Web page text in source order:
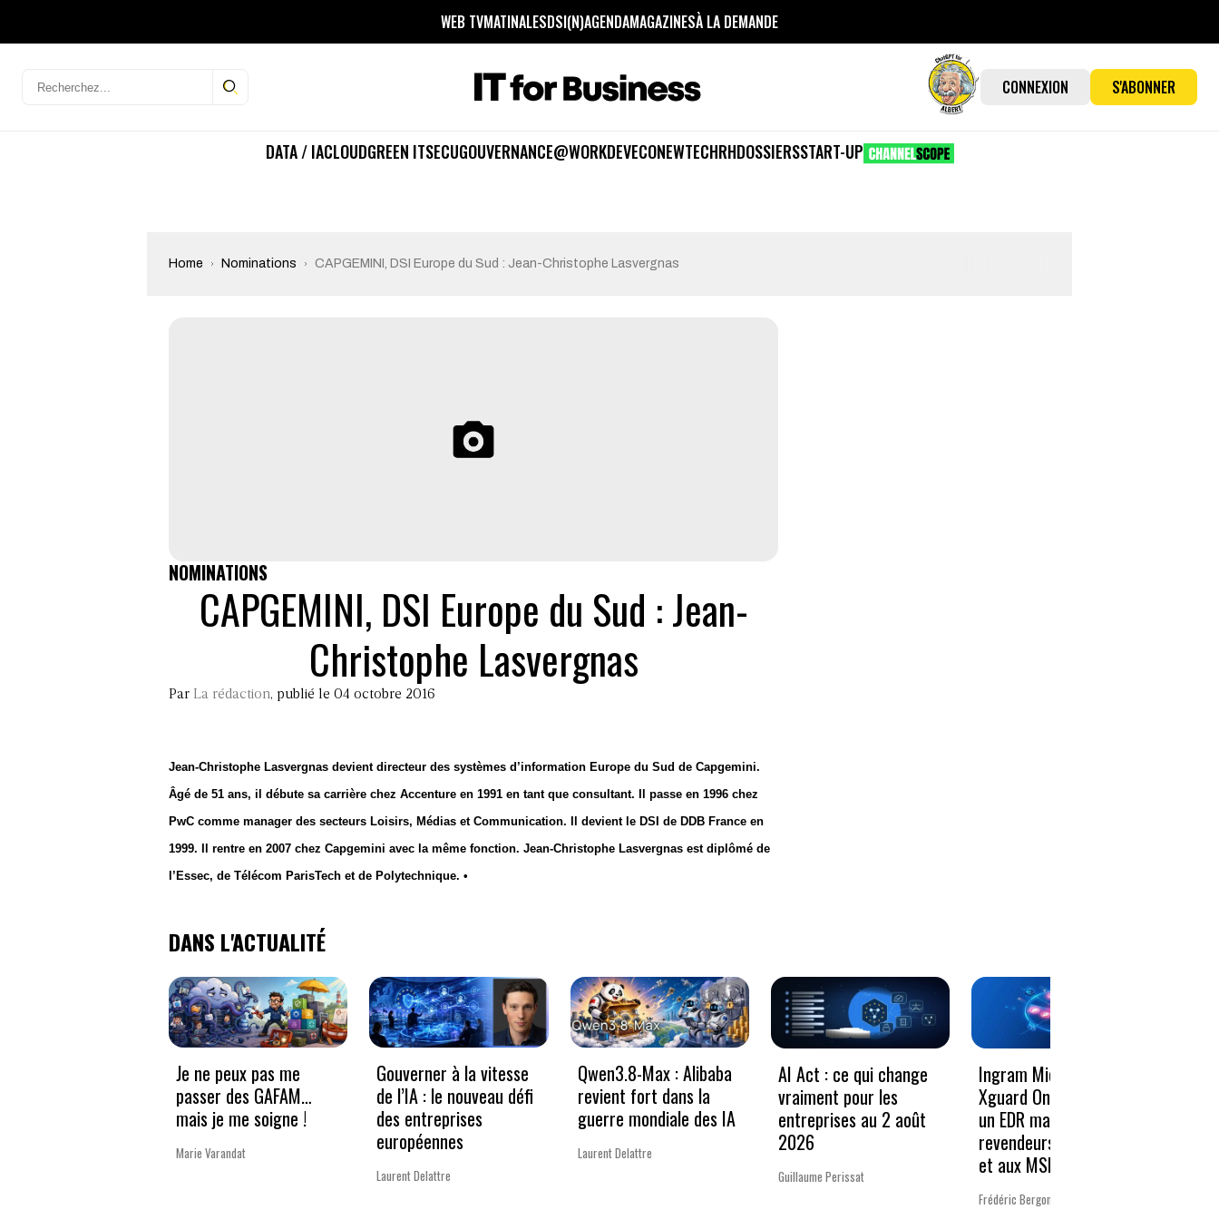
WEB TVMATINALESDSI(N)AGENDAMAGAZINESÀ LA DEMANDE
CONNEXION S'ABONNER
DATA / IACLOUDGREEN ITSECUGOUVERNANCE@WORKDEVECONEWTECHRHDOSSIERSSTART-UP
Home Nominations CAPGEMINI, DSI Europe du Sud : Jean-Christophe Lasvergnas
NOMINATIONS
CAPGEMINI, DSI Europe du Sud : Jean-
Christophe Lasvergnas
Par La rédaction, publié le 04 octobre 2016
Jean-Christophe Lasvergnas devient directeur des systèmes d’information Europe du Sud de Capgemini.
Âgé de 51 ans, il débute sa carrière chez Accenture en 1991 en tant que consultant. Il passe en 1996 chez
PwC comme manager des secteurs Loisirs, Médias et Communication. Il devient le DSI de DDB France en
1999. Il rentre en 2007 chez Capgemini avec la même fonction. Jean-Christophe Lasvergnas est diplômé de
l’Essec, de Télécom ParisTech et de Polytechnique. •
DANS L'ACTUALITÉ
Je ne peux pas me
passer des GAFAM…
mais je me soigne !
Marie Varandat
Gouverner à la vitesse
de l’IA : le nouveau défi
des entreprises
européennes
Laurent Delattre
Qwen3.8-Max : Alibaba
revient fort dans la
guerre mondiale des IA
Laurent Delattre
AI Act : ce qui change
vraiment pour les
entreprises au 2 août
2026
Guillaume Perissat
Ingram Micro et
Xguard One proposent
un EDR managé aux
revendeurs Microsoft
et aux MSP
Frédéric Bergonzoli